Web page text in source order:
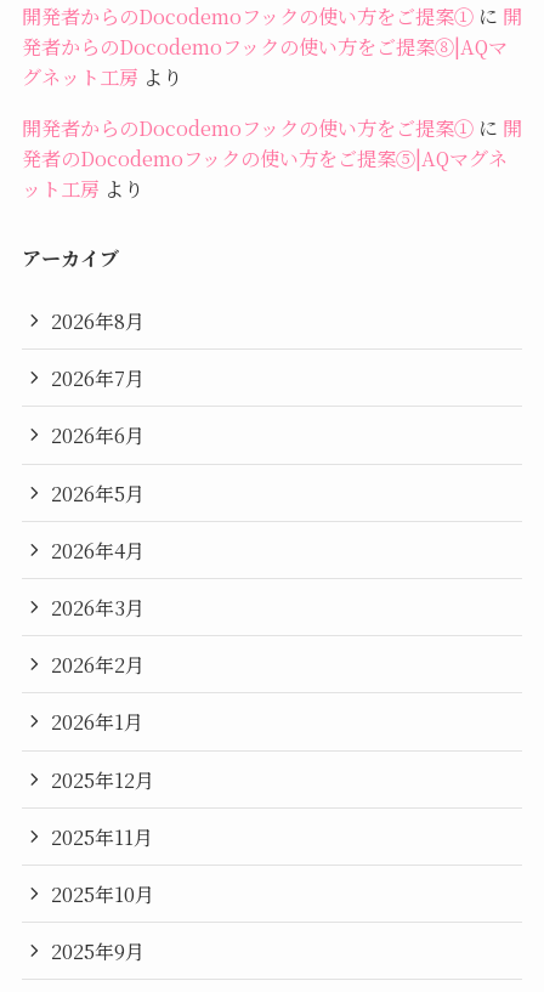
開発者からのDocodemoフックの使い方をご提案①に 開
発者からのDocodemoフックの使い方をご提案⑧|AQマ
グネット工房 より
開発者からのDocodemoフックの使い方をご提案①に 開
発者のDocodemoフックの使い方をご提案⑤|AQマグネ
ット工房 より
アーカイブ
2026年8月
2026年7月
2026年6月
2026年5月
2026年4月
2026年3月
2026年2月
2026年1月
2025年12月
2025年11月
2025年10月
2025年9月